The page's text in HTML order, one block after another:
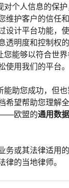
个人信息的保
维护客户的信任
设计平台功能，
透明度和控制权的
您能够以符合世
使用我们的平台。
助您成功，但
希望帮助您理解
欧盟的通用数
务或其法律适用
律的当地律师。